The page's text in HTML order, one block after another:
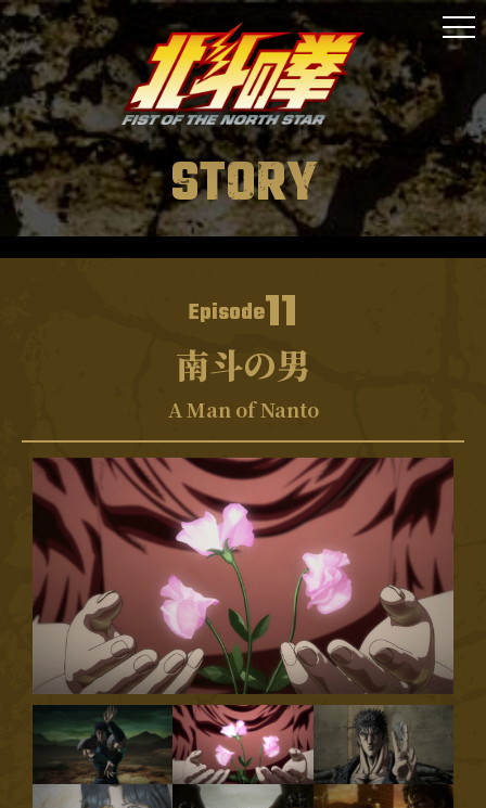
ONAIR
STAFF&CAST
STORY
CHARACTER
MUSIC
MOVIE
GOODS
SPECIAL
STORY
Episode11
南斗の男
A Man of Nanto